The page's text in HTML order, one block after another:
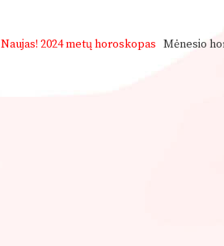
Naujas! 2024 metų horoskopas Mėnesio